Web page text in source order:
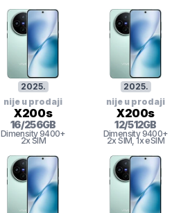
2025.
nije u prodaji
X200s
16/256GB
Dimensity 9400+
2x SIM
2025.
nije u prodaji
X200s
12/512GB
Dimensity 9400+
2x SIM, 1x eSIM